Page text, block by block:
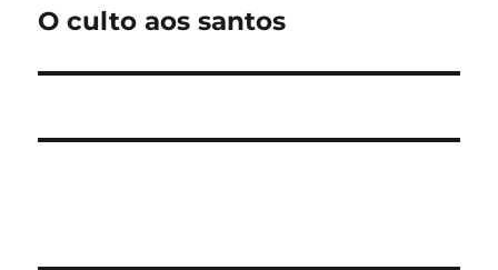
Próximo
O culto aos santos